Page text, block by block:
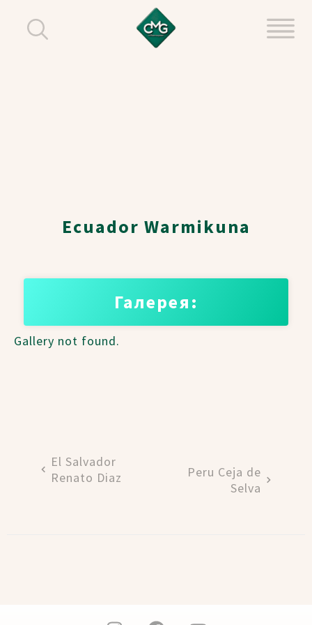
Ecuador Warmikuna
Галерея:
Gallery not found.
El Salvador
Renato Diaz
Peru Ceja de
Selva